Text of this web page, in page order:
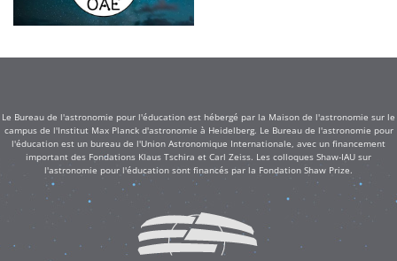
Le Bureau de l'astronomie pour l'éducation est hébergé par la Maison de l'astronomie sur le
campus de l'Institut Max Planck d'astronomie à Heidelberg. Le Bureau de l'astronomie pour
l'éducation est un bureau de l'Union Astronomique Internationale, avec un financement
important des Fondations Klaus Tschira et Carl Zeiss. Les colloques Shaw-IAU sur
l'astronomie pour l'éducation sont financés par la Fondation Shaw Prize.